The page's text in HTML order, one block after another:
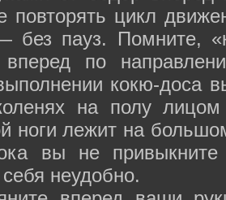
повторять цикл
без пауз. Помните,
вперед по
кокю-доса
на полу
ноги лежит на
вы не
неудобно.